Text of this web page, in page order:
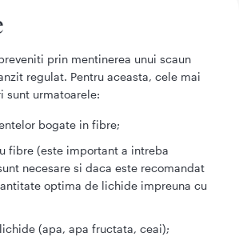
prin mentinerea unui scaun
regulat. Pentru aceasta, cele mai
sunt urmatoarele:
bogate in fibre;
fibre (este important a intreba
necesare si daca este recomandat
optima de lichide impreuna cu
(apa, apa fructata, ceai);